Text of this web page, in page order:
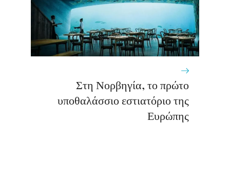
Στη Νορβηγία, το πρώτο
υποθαλάσσιο εστιατόριο της
Ευρώπης